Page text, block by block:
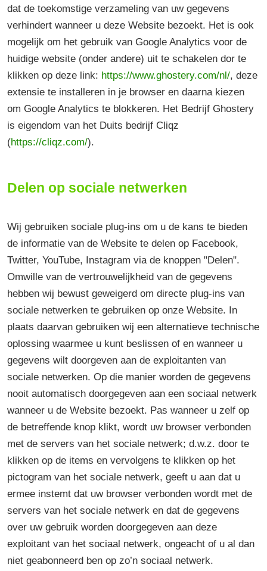
dat de toekomstige verzameling van uw gegevens
verhindert wanneer u deze Website bezoekt. Het is ook
mogelijk om het gebruik van Google Analytics voor de
huidige website (onder andere) uit te schakelen dor te
klikken op deze link: https://www.ghostery.com/nl/, deze
extensie te installeren in je browser en daarna kiezen
om Google Analytics te blokkeren. Het Bedrijf Ghostery
is eigendom van het Duits bedrijf Cliqz
(https://cliqz.com/).
Delen op sociale netwerken
Wij gebruiken sociale plug-ins om u de kans te bieden
de informatie van de Website te delen op Facebook,
Twitter, YouTube, Instagram via de knoppen "Delen".
Omwille van de vertrouwelijkheid van de gegevens
hebben wij bewust geweigerd om directe plug-ins van
sociale netwerken te gebruiken op onze Website. In
plaats daarvan gebruiken wij een alternatieve technische
oplossing waarmee u kunt beslissen of en wanneer u
gegevens wilt doorgeven aan de exploitanten van
sociale netwerken. Op die manier worden de gegevens
nooit automatisch doorgegeven aan een sociaal netwerk
wanneer u de Website bezoekt. Pas wanneer u zelf op
de betreffende knop klikt, wordt uw browser verbonden
met de servers van het sociale netwerk; d.w.z. door te
klikken op de items en vervolgens te klikken op het
pictogram van het sociale netwerk, geeft u aan dat u
ermee instemt dat uw browser verbonden wordt met de
servers van het sociale netwerk en dat de gegevens
over uw gebruik worden doorgegeven aan deze
exploitant van het sociaal netwerk, ongeacht of u al dan
niet geabonneerd ben op zo’n sociaal netwerk.